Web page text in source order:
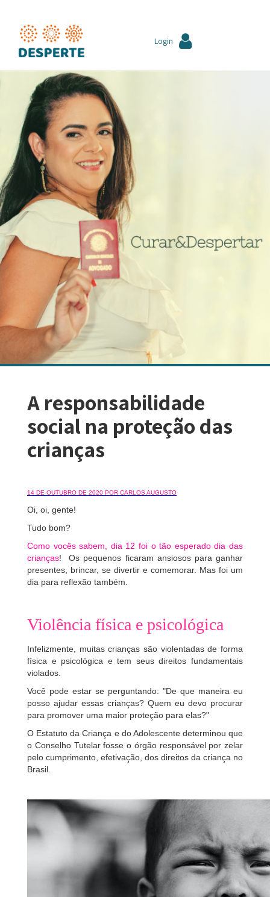
Login
A responsabilidade
social na proteção das
crianças
14 DE OUTUBRO DE 2020 POR CARLOS AUGUSTO
Oi, oi, gente!
Tudo bom?
Como vocês sabem, dia 12 foi o tão esperado dia das
crianças! Os pequenos ficaram ansiosos para ganhar
presentes, brincar, se divertir e comemorar. Mas foi um
dia para reflexão também.
Violência física e psicológica
Infelizmente, muitas crianças são violentadas de forma
física e psicológica e tem seus direitos fundamentais
violados.
Você pode estar se perguntando: "De que maneira eu
posso ajudar essas crianças? Quem eu devo procurar
para promover uma maior proteção para elas?"
O Estatuto da Criança e do Adolescente determinou que
o Conselho Tutelar fosse o órgão responsável por zelar
pelo cumprimento, efetivação, dos direitos da criança no
Brasil.